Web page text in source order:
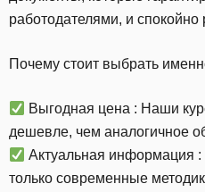
работодателями, и спокойно
Почему стоит выбрать
Выгодная цена : Наши
дешевле, чем аналогичное
Актуальная информация
только современные